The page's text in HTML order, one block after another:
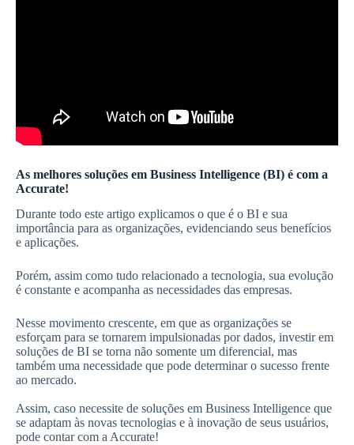
As melhores soluções em Business Intelligence (BI) é com a
Accurate!
Durante todo este artigo explicamos o que é o BI e sua
importância para as organizações, evidenciando seus benefícios
e aplicações.
Porém, assim como tudo relacionado a tecnologia, sua evolução
é constante e acompanha as necessidades das empresas.
Nesse movimento crescente, em que as organizações se
esforçam para se tornarem impulsionadas por dados, investir em
soluções de BI se torna não somente um diferencial, mas
também uma necessidade que pode determinar o sucesso frente
ao mercado.
Assim, caso necessite de soluções em Business Intelligence que
se adaptam às novas tecnologias e à inovação de seus usuários,
pode contar com a Accurate!